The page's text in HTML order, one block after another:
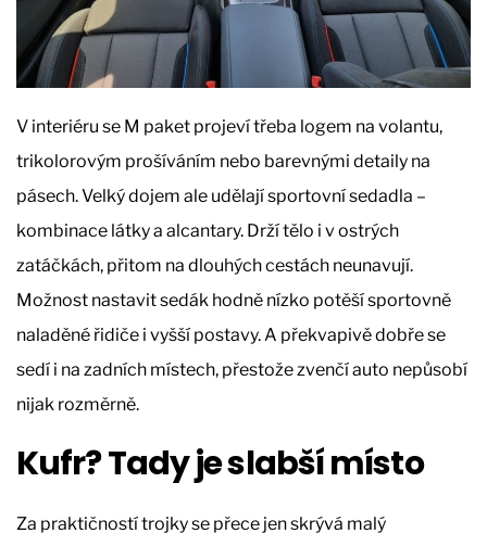
V interiéru se M paket projeví třeba logem na volantu,
trikolorovým prošíváním nebo barevnými detaily na
pásech. Velký dojem ale udělají sportovní sedadla –
kombinace látky a alcantary. Drží tělo i v ostrých
zatáčkách, přitom na dlouhých cestách neunavují.
Možnost nastavit sedák hodně nízko potěší sportovně
naladěné řidiče i vyšší postavy. A překvapivě dobře se
sedí i na zadních místech, přestože zvenčí auto nepůsobí
nijak rozměrně.
Kufr? Tady je slabší místo
Za praktičností trojky se přece jen skrývá malý